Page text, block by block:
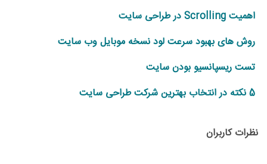
اهمیت Scrolling در طراحی سایت
روش های بهبود سرعت لود نسخه موبایل وب سایت
تست ریسپانسیو بودن سایت
5 نکته در انتخاب بهترین شرکت طراحی سایت
نظرات کاربران